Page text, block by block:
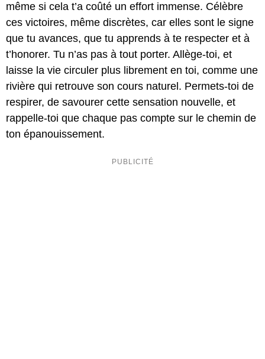
même si cela t’a coûté un effort immense. Célèbre
ces victoires, même discrètes, car elles sont le signe
que tu avances, que tu apprends à te respecter et à
t’honorer. Tu n’as pas à tout porter. Allège-toi, et
laisse la vie circuler plus librement en toi, comme une
rivière qui retrouve son cours naturel. Permets-toi de
respirer, de savourer cette sensation nouvelle, et
rappelle-toi que chaque pas compte sur le chemin de
ton épanouissement.